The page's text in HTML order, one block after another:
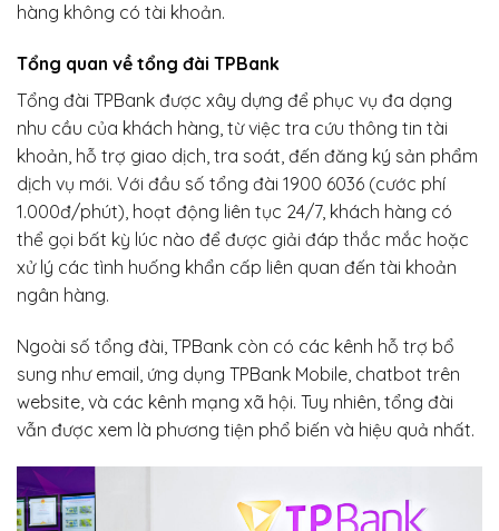
hàng không có tài khoản.
Tổng quan về tổng đài TPBank
Tổng đài TPBank được xây dựng để phục vụ đa dạng
nhu cầu của khách hàng, từ việc tra cứu thông tin tài
khoản, hỗ trợ giao dịch, tra soát, đến đăng ký sản phẩm
dịch vụ mới. Với đầu số tổng đài 1900 6036 (cước phí
1.000đ/phút), hoạt động liên tục 24/7, khách hàng có
thể gọi bất kỳ lúc nào để được giải đáp thắc mắc hoặc
xử lý các tình huống khẩn cấp liên quan đến tài khoản
ngân hàng.
Ngoài số tổng đài, TPBank còn có các kênh hỗ trợ bổ
sung như email, ứng dụng TPBank Mobile, chatbot trên
website, và các kênh mạng xã hội. Tuy nhiên, tổng đài
vẫn được xem là phương tiện phổ biến và hiệu quả nhất.